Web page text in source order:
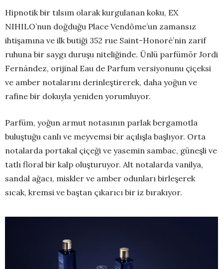
Hipnotik bir tılsım olarak kurgulanan koku, EX
NIHILO’nun doğduğu Place Vendôme’un zamansız
ihtişamına ve ilk butiği 352 rue Saint-Honoré’nin zarif
ruhuna bir saygı duruşu niteliğinde. Ünlü parfümör Jordi
Fernández, orijinal Eau de Parfum versiyonunu çiçeksi
ve amber notalarını derinleştirerek, daha yoğun ve
rafine bir dokuyla yeniden yorumluyor.
Parfüm, yoğun armut notasının parlak bergamotla
buluştuğu canlı ve meyvemsi bir açılışla başlıyor. Orta
notalarda portakal çiçeği ve yasemin sambac, güneşli ve
tatlı floral bir kalp oluşturuyor. Alt notalarda vanilya,
sandal ağacı, miskler ve amber odunları birleşerek
sıcak, kremsi ve baştan çıkarıcı bir iz bırakıyor.